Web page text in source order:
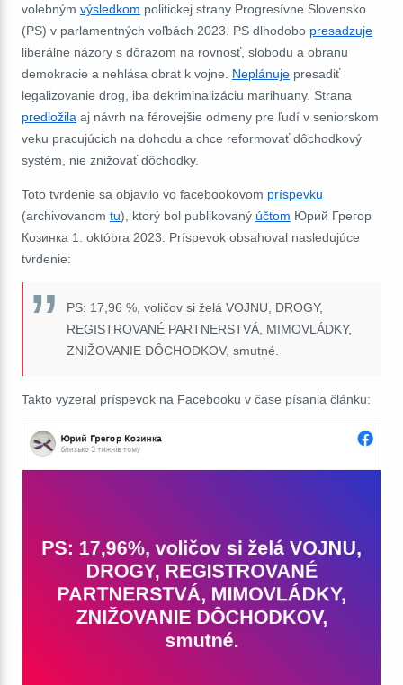
volebným výsledkom politickej strany Progresívne Slovensko
(PS) v parlamentných voľbách 2023. PS dlhodobo presadzuje
liberálne názory s dôrazom na rovnosť, slobodu a obranu
demokracie a nehlása obrat k vojne. Neplánuje presadiť
legalizovanie drog, iba dekriminalizáciu marihuany. Strana
predložila aj návrh na férovejšie odmeny pre ľudí v seniorskom
veku pracujúcich na dohodu a chce reformovať dôchodkový
systém, nie znižovať dôchodky.
Toto tvrdenie sa objavilo vo facebookovom príspevku
(archivovanom tu), ktorý bol publikovaný účtom Юрий Грегор
Козинка 1. októbra 2023. Príspevok obsahoval nasledujúce
tvrdenie:
PS: 17,96 %, voličov si želá VOJNU, DROGY,
REGISTROVANÉ PARTNERSTVÁ, MIMOVLÁDKY,
ZNIŽOVANIE DÔCHODKOV, smutné.
Takto vyzeral príspevok na Facebooku v čase písania článku: